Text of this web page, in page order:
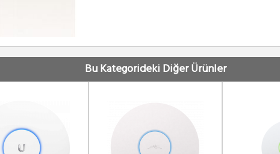
Bu Kategorideki Diğer Ürünler